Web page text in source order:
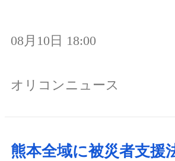
08月10日 18:00
オリコンニュース
熊本全域に被災者支援